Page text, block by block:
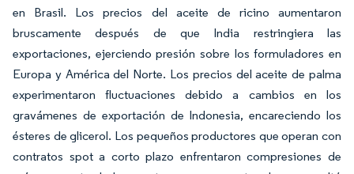
en Brasil. Los precios del aceite de ricino aumentaron
bruscamente después de que India restringiera las
exportaciones, ejerciendo presión sobre los formuladores en
Europa y América del Norte. Los precios del aceite de palma
experimentaron fluctuaciones debido a cambios en los
gravámenes de exportación de Indonesia, encareciendo los
ésteres de glicerol. Los pequeños productores que operan con
contratos spot a corto plazo enfrentaron compresiones de